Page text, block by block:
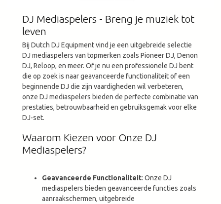
DJ Mediaspelers - Breng je muziek tot
leven
Bij Dutch DJ Equipment vind je een uitgebreide selectie
DJ mediaspelers van topmerken zoals Pioneer DJ, Denon
DJ, Reloop, en meer. Of je nu een professionele DJ bent
die op zoek is naar geavanceerde functionaliteit of een
beginnende DJ die zijn vaardigheden wil verbeteren,
onze DJ mediaspelers bieden de perfecte combinatie van
prestaties, betrouwbaarheid en gebruiksgemak voor elke
DJ-set.
Waarom Kiezen voor Onze DJ
Mediaspelers?
Geavanceerde Functionaliteit: Onze DJ
mediaspelers bieden geavanceerde functies zoals
aanraakschermen, uitgebreide